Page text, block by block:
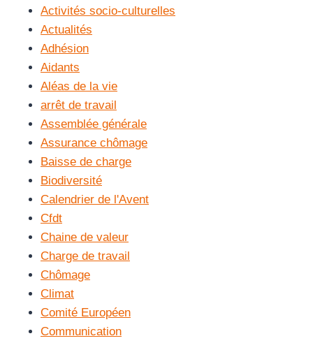
Activités socio-culturelles
Actualités
Adhésion
Aidants
Aléas de la vie
arrêt de travail
Assemblée générale
Assurance chômage
Baisse de charge
Biodiversité
Calendrier de l'Avent
Cfdt
Chaine de valeur
Charge de travail
Chômage
Climat
Comité Européen
Communication